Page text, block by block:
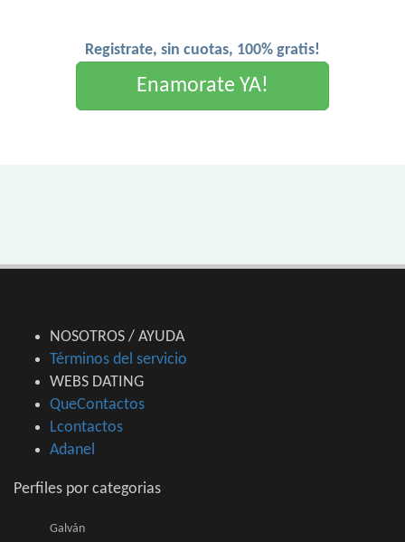
Registrate, sin cuotas, 100% gratis!
Enamorate YA!
NOSOTROS / AYUDA
Términos del servicio
WEBS DATING
QueContactos
Lcontactos
Adanel
Perfiles por categorias
Galván